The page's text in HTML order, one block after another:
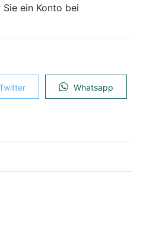
ein Konto bei
Whatsapp